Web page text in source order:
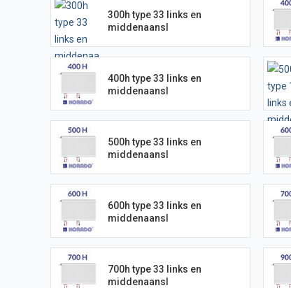
300h type 33 links en
middenaansl
400h type 33 links en
middenaansl
500h type 33 links en
middenaansl
600h type 33 links en
middenaansl
700h type 33 links en
middenaansl